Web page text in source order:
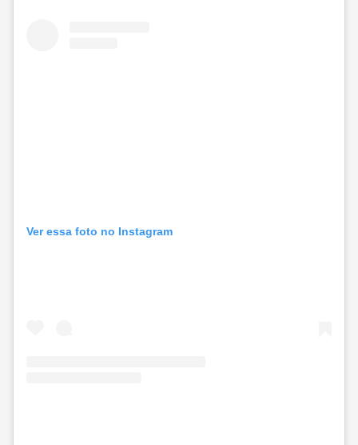
Ver essa foto no Instagram